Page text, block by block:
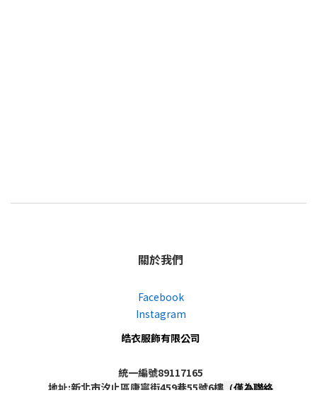
關於我們
Facebook
Instagram
皓衣服飾有限公司
統一編號89117165
地址:新北市汐止區康寧街459巷55號6樓 （僅為聯絡